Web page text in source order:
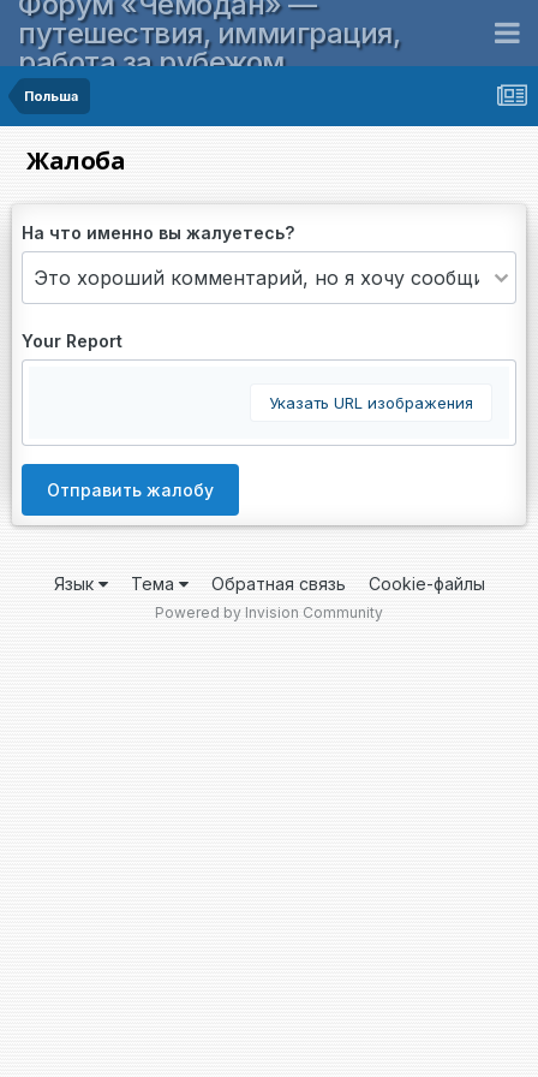
путешествия, иммиграция,
работа за рубежом
Польша
Жалоба
На что именно вы жалуетесь?
Your Report
Указать URL изображения
Отправить жалобу
Язык Тема Обратная связь Cookie-файлы
Powered by Invision Community